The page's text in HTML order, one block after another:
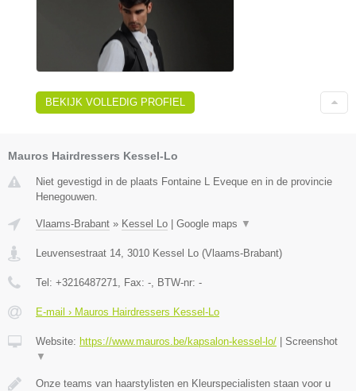
BEKIJK VOLLEDIG PROFIEL
Mauros Hairdressers Kessel-Lo
Niet gevestigd in de plaats Fontaine L Eveque en in de provincie
Henegouwen.
Vlaams-Brabant » Kessel Lo Google maps ▼
Leuvensestraat 14, 3010 Kessel Lo (Vlaams-Brabant)
Tel: +3216487271, Fax: -, BTW-nr: -
E-mail › Mauros Hairdressers Kessel-Lo
Website: https://www.mauros.be/kapsalon-kessel-lo/
Screenshot
▼
Onze teams van haarstylisten en Kleurspecialisten staan voor u